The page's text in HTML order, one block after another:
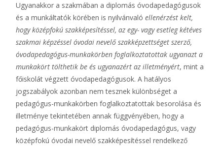
Ugyanakkor a szakmában a diplomás óvodapedagógusok
és a munkáltatók körében is nyilvánvaló ellenérzést kelt,
hogy középfokú szakképesítéssel, az egy- vagy esetleg kétéves
szakmai képzéssel óvodai nevelő szakképzettséget szerző,
óvodapedagógus-munkakörben foglalkoztatottak ugyanazt a
munkakört tölthetik be és ugyanazért az illetményért, mint a
főiskolát végzett óvodapedagógusok. A hatályos
jogszabályok azonban nem tesznek különbséget a
pedagógus-munkakörben foglalkoztatottak besorolása és
illetménye tekintetében annak függvényében, hogy a
pedagógus-munkakört diplomás óvodapedagógus, vagy
középfokú óvodai nevelő szakképesítéssel rendelkező